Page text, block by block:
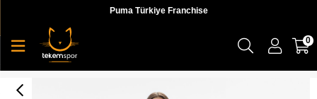
Puma Türkiye Franchise
0